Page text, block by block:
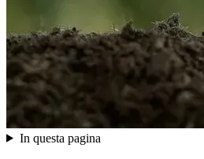
In questa pagina